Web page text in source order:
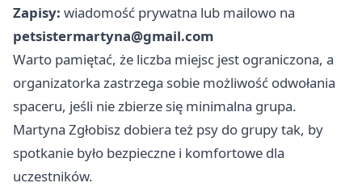
Zapisy: wiadomość prywatna lub mailowo na
petsistermartyna@gmail.com
Warto pamiętać, że liczba miejsc jest ograniczona, a
organizatorka zastrzega sobie możliwość odwołania
spaceru, jeśli nie zbierze się minimalna grupa.
Martyna Zgłobisz dobiera też psy do grupy tak, by
spotkanie było bezpieczne i komfortowe dla
uczestników.